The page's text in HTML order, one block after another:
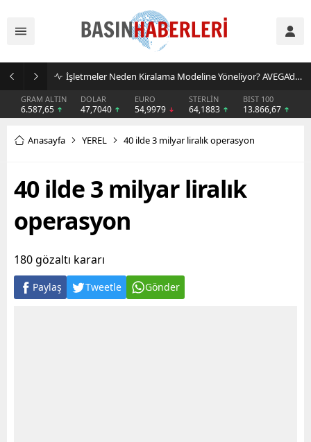
İşletmeler Neden Kiralama Modeline Yöneliyor? AVEGA’dan Esnek Temizlik Çözümü
GRAM ALTIN
6.587,65
DOLAR
47,7040
EURO
54,9979
STERLİN
64,1883
BIST 100
13.866,67
Anasayfa YEREL 40 ilde 3 milyar liralık operasyon
40 ilde 3 milyar liralık
operasyon
180 gözaltı kararı
Paylaş Tweetle Gönder